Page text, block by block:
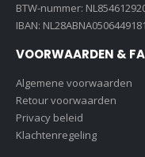
BTW-nummer:
IBAN: NL28ABNA0506449181
VOORWAARDEN &
Algemene voorwaarden
Retour voorwaarden
Privacy beleid
Klachtenregeling